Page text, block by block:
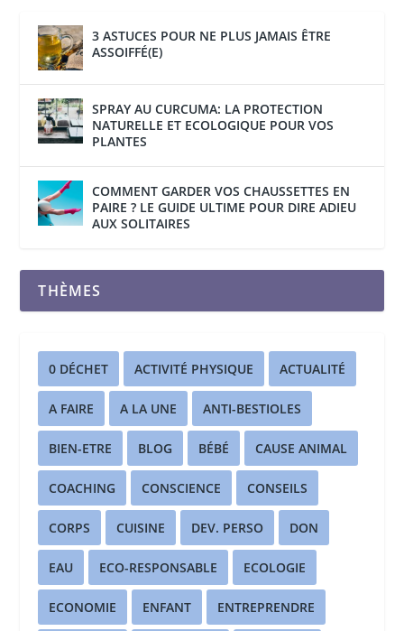
3 ASTUCES POUR NE PLUS JAMAIS ÊTRE
ASSOIFFÉ(E)
SPRAY AU CURCUMA: LA PROTECTION
NATURELLE ET ECOLOGIQUE POUR VOS
PLANTES
COMMENT GARDER VOS CHAUSSETTES EN
PAIRE ? LE GUIDE ULTIME POUR DIRE ADIEU
AUX SOLITAIRES
THÈMES
0 DÉCHET ACTIVITÉ PHYSIQUE ACTUALITÉ
A FAIRE A LA UNE ANTI-BESTIOLES
BIEN-ETRE BLOG BÉBÉ CAUSE ANIMAL
COACHING CONSCIENCE CONSEILS
CORPS CUISINE DEV. PERSO DON
EAU ECO-RESPONSABLE ECOLOGIE
ECONOMIE ENFANT ENTREPRENDRE